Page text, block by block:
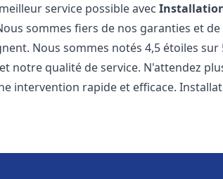
service possible avec
sommes fiers de nos garanties et
Nous sommes notés 4,5 étoiles
notre qualité de service. N'attendez
intervention rapide et efficace.